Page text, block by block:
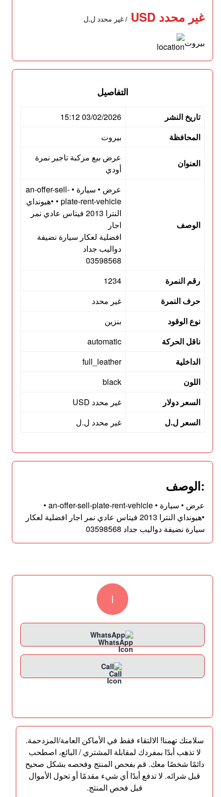
غير محدد USD / غير محدد ل.ل
بيروت
التفاصيل
تاريخ النشر
03/02/2026 15:12
المحافظة
بيروت
العنوان
عرض بيع مركبة تاجير نمرة
أودي
الوصف
عرض • سيارة • an-offer-sell-
plate-rent-vehicle • •هيونداي
النترا 2013 فيتاس عادي نمر
اجار
افضلية لعكار سيارة نضيفة
دواليب جداد
03598568
رقم النمرة
1234
حرف النمرة
غير محدد
نوع الوقود
بنزين
ناقل الحركة
automatic
الداخلية
full_leather
اللون
black
السعر دولار
غير محدد USD
السعر ل.ل
غير محدد ل.ل
:الوصف
عرض • سيارة • an-offer-sell-plate-rent-vehicle •
•هيونداي النترا 2013 فيتاس عادي نمر اجار افضلية لعكار
سيارة نضيفة دواليب جداد 03598568
l
WhatsApp
Call
سلامتك تهمنا! الالتقاء فقط في الأماكن العامة/المزدحمة.
لا تذهب أبدًا بمفردك لمقابلة المشتري / البائع، اصطحب
دائمًا شخصًا معك. قم بفحص المنتج وفحصه بشكل صحيح
قبل شرائه. لا تدفع أبدًا أي شيء مقدمًا أو تحول الأموال
قبل فحص المنتج.